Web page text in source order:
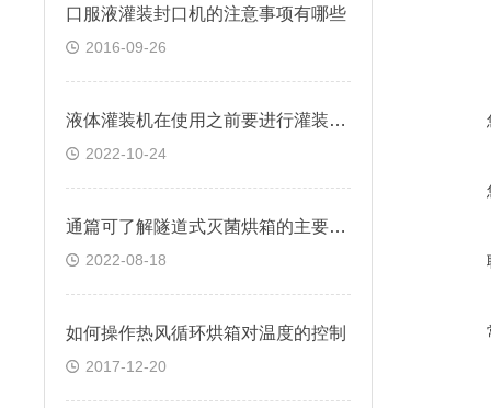
口服液灌装封口机的注意事项有哪些
2016-09-26
液体灌装机在使用之前要进行灌装容量调试
2022-10-24
通篇可了解隧道式灭菌烘箱的主要结构特征
2022-08-18
如何操作热风循环烘箱对温度的控制
2017-12-20